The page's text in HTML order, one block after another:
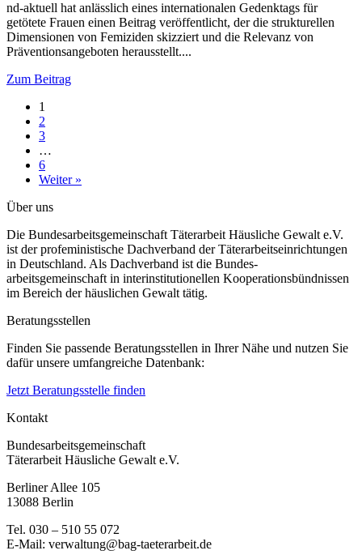
nd-aktuell hat anlässlich eines internationalen Gedenktags für
getötete Frauen einen Beitrag veröffentlicht, der die strukturellen
Dimensionen von Femiziden skizziert und die Relevanz von
Präventionsangeboten herausstellt.
Zum Beitrag
1
2
3
…
6
Weiter »
Über uns
Die Bundesarbeitsgemeinschaft Täterarbeit Häusliche Gewalt e.V.
ist der profeministische Dachverband der Täterarbeitseinrichtungen
in Deutschland. Als Dachverband ist die Bundes-
arbeitsgemeinschaft in interinstitutionellen Kooperationsbündnissen
im Bereich der häuslichen Gewalt tätig.
Beratungsstellen
Finden Sie passende Beratungsstellen in Ihrer Nähe und nutzen Sie
dafür unsere umfangreiche Datenbank:
Jetzt Beratungsstelle finden
Kontakt
Bundesarbeitsgemeinschaft
Täterarbeit Häusliche Gewalt e.V.
Berliner Allee 105
13088 Berlin
Tel. 030 – 510 55 072
E-Mail: verwaltung@bag-taeterarbeit.de